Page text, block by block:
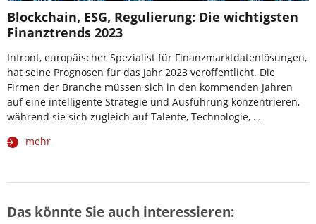
Blockchain, ESG, Regulierung: Die wichtigsten
Finanztrends 2023
Infront, europäischer Spezialist für Finanzmarktdatenlösungen,
hat seine Prognosen für das Jahr 2023 veröffentlicht. Die
Firmen der Branche müssen sich in den kommenden Jahren
auf eine intelligente Strategie und Ausführung konzentrieren,
während sie sich zugleich auf Talente, Technologie, …
mehr
Das könnte Sie auch interessieren: